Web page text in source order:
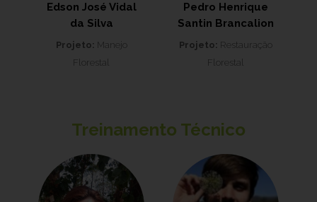
Edson José Vidal
da Silva
Projeto: Manejo
Florestal
Pedro Henrique
Santin Brancalion
Projeto: Restauração
Florestal
Treinamento Técnico